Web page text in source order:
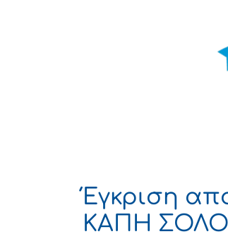
Έγκριση
ΚΑΠΗ